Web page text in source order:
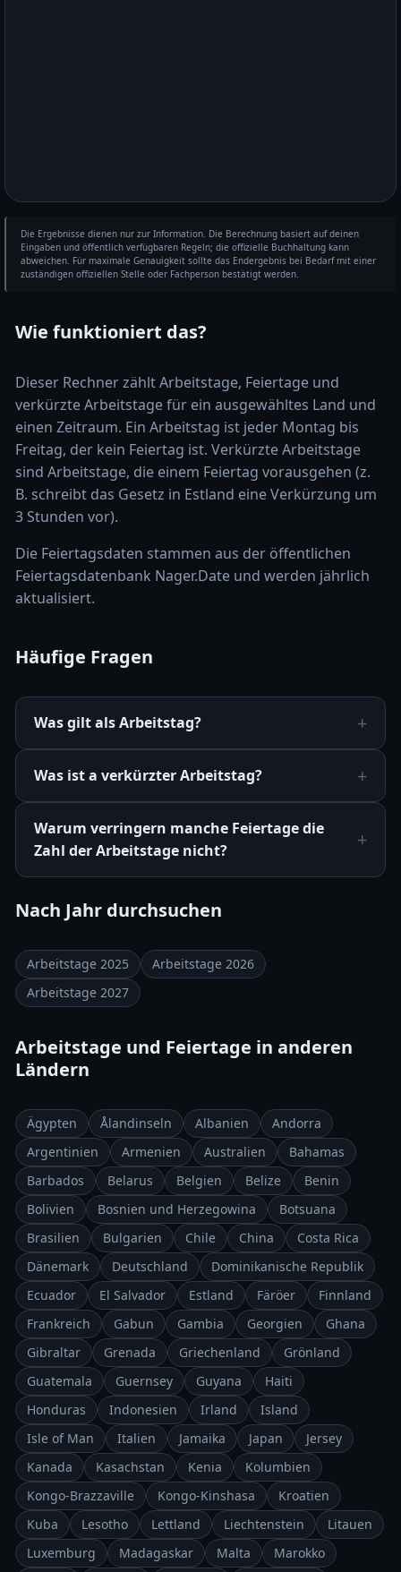
Die Ergebnisse dienen nur zur Information. Die Berechnung basiert auf deinen
Eingaben und öffentlich verfügbaren Regeln; die offizielle Buchhaltung kann
abweichen. Für maximale Genauigkeit sollte das Endergebnis bei Bedarf mit einer
zuständigen offiziellen Stelle oder Fachperson bestätigt werden.
Wie funktioniert das?
Dieser Rechner zählt Arbeitstage, Feiertage und
verkürzte Arbeitstage für ein ausgewähltes Land und
einen Zeitraum. Ein Arbeitstag ist jeder Montag bis
Freitag, der kein Feiertag ist. Verkürzte Arbeitstage
sind Arbeitstage, die einem Feiertag vorausgehen (z.
B. schreibt das Gesetz in Estland eine Verkürzung um
3 Stunden vor).
Die Feiertagsdaten stammen aus der öffentlichen
Feiertagsdatenbank Nager.Date und werden jährlich
aktualisiert.
Häufige Fragen
Was gilt als Arbeitstag?
Was ist a verkürzter Arbeitstag?
Warum verringern manche Feiertage die
Zahl der Arbeitstage nicht?
Nach Jahr durchsuchen
Arbeitstage 2025
Arbeitstage 2026
Arbeitstage 2027
Arbeitstage und Feiertage in anderen
Ländern
Ägypten Ålandinseln Albanien
Andorra
Argentinien
Armenien Australien
Bahamas
Barbados
Belarus Belgien Belize
Benin
Bolivien
Bosnien und Herzegowina
Botsuana
Brasilien
Bulgarien Chile China
Costa Rica
Dänemark
Deutschland
Dominikanische Republik
Ecuador
El Salvador Estland Färöer
Finnland
Frankreich
Gabun Gambia Georgien
Ghana
Gibraltar
Grenada Griechenland
Grönland
Guatemala
Guernsey Guyana
Haiti
Honduras
Indonesien Irland
Island
Isle of Man
Italien Jamaika Japan
Jersey
Kanada
Kasachstan Kenia
Kolumbien
Kongo-Brazzaville
Kongo-Kinshasa
Kroatien
Kuba
Lesotho Lettland Liechtenstein
Litauen
Luxemburg
Madagaskar Malta
Marokko